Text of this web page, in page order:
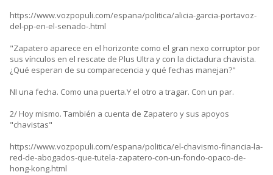
https://www.vozpopuli.com/espana/politica/alicia-garcia-portavoz-
del-pp-en-el-senado-.html
"Zapatero aparece en el horizonte como el gran nexo corruptor por
sus vínculos en el rescate de Plus Ultra y con la dictadura chavista.
¿Qué esperan de su comparecencia y qué fechas manejan?"
NI una fecha. Como una puerta.Y el otro a tragar. Con un par.
2/ Hoy mismo. También a cuenta de Zapatero y sus apoyos
"chavistas"
https://www.vozpopuli.com/espana/politica/el-chavismo-financia-la-
red-de-abogados-que-tutela-zapatero-con-un-fondo-opaco-de-
hong-kong.html